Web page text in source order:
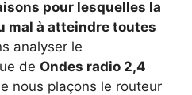
pour lesquelles la
mal à atteindre toutes
analyser le
de Ondes radio 2,4
nous plaçons le routeur